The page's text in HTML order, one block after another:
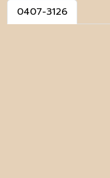
0407-3126